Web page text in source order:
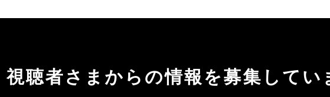
視聴者さまからの情報を募集してい